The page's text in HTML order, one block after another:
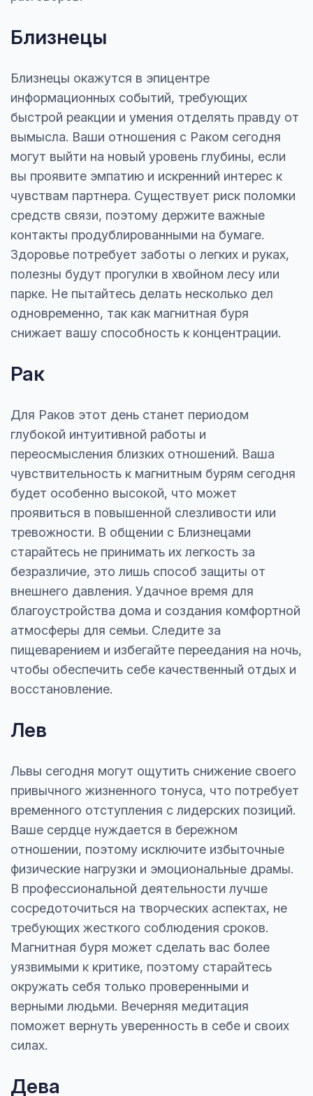
Близнецы
Близнецы окажутся в эпицентре
информационных событий, требующих
быстрой реакции и умения отделять правду от
вымысла. Ваши отношения с Раком сегодня
могут выйти на новый уровень глубины, если
вы проявите эмпатию и искренний интерес к
чувствам партнера. Существует риск поломки
средств связи, поэтому держите важные
контакты продублированными на бумаге.
Здоровье потребует заботы о легких и руках,
полезны будут прогулки в хвойном лесу или
парке. Не пытайтесь делать несколько дел
одновременно, так как магнитная буря
снижает вашу способность к концентрации.
Рак
Для Раков этот день станет периодом
глубокой интуитивной работы и
переосмысления близких отношений. Ваша
чувствительность к магнитным бурям сегодня
будет особенно высокой, что может
проявиться в повышенной слезливости или
тревожности. В общении с Близнецами
старайтесь не принимать их легкость за
безразличие, это лишь способ защиты от
внешнего давления. Удачное время для
благоустройства дома и создания комфортной
атмосферы для семьи. Следите за
пищеварением и избегайте переедания на ночь,
чтобы обеспечить себе качественный отдых и
восстановление.
Лев
Львы сегодня могут ощутить снижение своего
привычного жизненного тонуса, что потребует
временного отступления с лидерских позиций.
Ваше сердце нуждается в бережном
отношении, поэтому исключите избыточные
физические нагрузки и эмоциональные драмы.
В профессиональной деятельности лучше
сосредоточиться на творческих аспектах, не
требующих жесткого соблюдения сроков.
Магнитная буря может сделать вас более
уязвимыми к критике, поэтому старайтесь
окружать себя только проверенными и
верными людьми. Вечерняя медитация
поможет вернуть уверенность в себе и своих
силах.
Дева